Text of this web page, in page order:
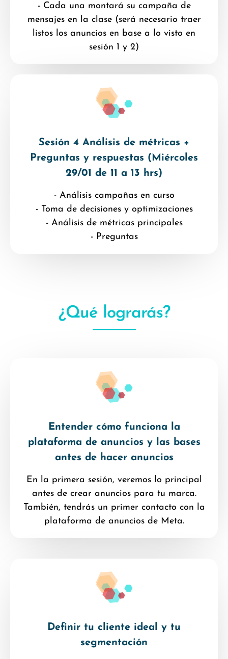
- Cada una montará su campaña de
mensajes en la clase (será necesario traer
listos los anuncios en base a lo visto en
sesión 1 y 2)
Sesión 4 Análisis de métricas +
Preguntas y respuestas (Miércoles
29/01 de 11 a 13 hrs)
- Análisis campañas en curso
- Toma de decisiones y optimizaciones
- Análisis de métricas principales
- Preguntas
¿Qué lograrás?
Entender cómo funciona la
plataforma de anuncios y las bases
antes de hacer anuncios
En la primera sesión, veremos lo principal
antes de crear anuncios para tu marca.
También, tendrás un primer contacto con la
plataforma de anuncios de Meta.
Definir tu cliente ideal y tu
segmentación